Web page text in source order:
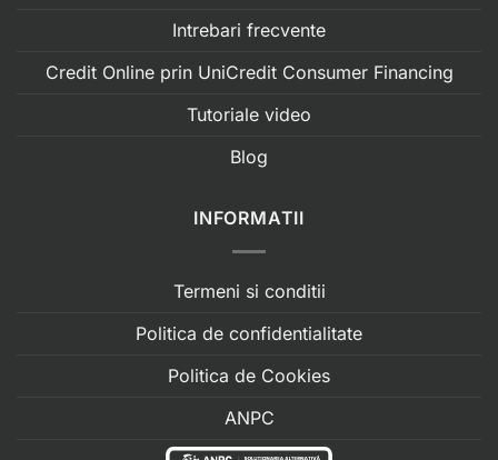
Intrebari frecvente
Credit Online prin UniCredit Consumer Financing
Tutoriale video
Blog
INFORMATII
Termeni si conditii
Politica de confidentialitate
Politica de Cookies
ANPC